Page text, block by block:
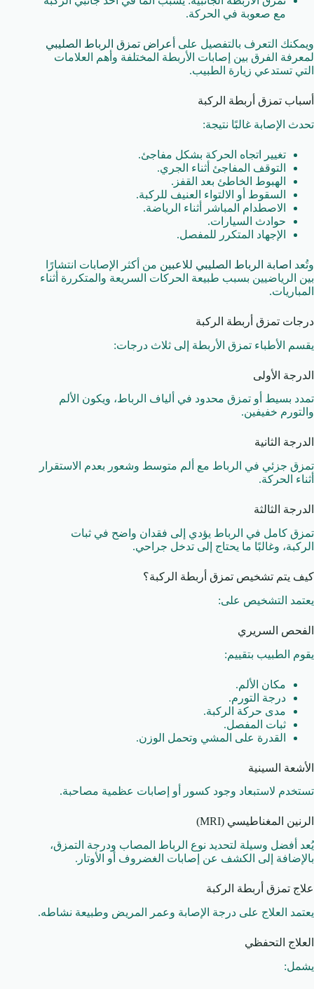
مع صعوبة في الحركة.
ويمكنك التعرف بالتفصيل على
أعراض تمزق الرباط الصليبي
لمعرفة الفرق بين إصابات الأربطة المختلفة وأهم العلامات
التي تستدعي زيارة الطبيب.
أسباب تمزق أربطة الركبة
تحدث الإصابة غالبًا نتيجة:
تغيير اتجاه الحركة بشكل مفاجئ.
التوقف المفاجئ أثناء الجري.
الهبوط الخاطئ بعد القفز.
السقوط أو الالتواء العنيف للركبة.
الاصطدام المباشر أثناء الرياضة.
حوادث السيارات.
الإجهاد المتكرر للمفصل.
وتُعد اصابة الرباط الصليبي للاعبين من أكثر الإصابات انتشارًا
بين الرياضيين بسبب طبيعة الحركات السريعة والمتكررة أثناء
المباريات.
درجات تمزق أربطة الركبة
يقسم الأطباء تمزق الأربطة إلى ثلاث درجات:
الدرجة الأولى
تمدد بسيط أو تمزق محدود في ألياف الرباط، ويكون الألم
والتورم خفيفين.
الدرجة الثانية
تمزق جزئي في الرباط مع ألم متوسط وشعور بعدم الاستقرار
أثناء الحركة.
الدرجة الثالثة
تمزق كامل في الرباط يؤدي إلى فقدان واضح في ثبات
الركبة، وغالبًا ما يحتاج إلى تدخل جراحي.
كيف يتم تشخيص تمزق أربطة الركبة؟
يعتمد التشخيص على:
الفحص السريري
يقوم الطبيب بتقييم:
مكان الألم.
درجة التورم.
مدى حركة الركبة.
ثبات المفصل.
القدرة على المشي وتحمل الوزن.
الأشعة السينية
تستخدم لاستبعاد وجود كسور أو إصابات عظمية مصاحبة.
الرنين المغناطيسي (MRI)
يُعد أفضل وسيلة لتحديد نوع الرباط المصاب ودرجة التمزق،
بالإضافة إلى الكشف عن إصابات الغضروف أو الأوتار.
علاج تمزق أربطة الركبة
يعتمد العلاج على درجة الإصابة وعمر المريض وطبيعة نشاطه.
العلاج التحفظي
يشمل: